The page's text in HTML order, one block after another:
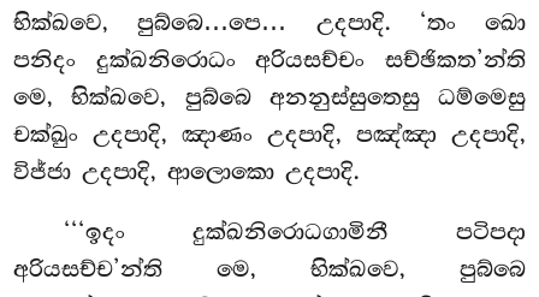
භික්ඛවෙ, පුබ්බෙ…පෙ… උදපාදි. ‘තං ඛො
පනිදං දුක්ඛනිරොධං අරියසච්චං සච්ඡිකත’න්ති
මෙ, භික්ඛවෙ, පුබ්බෙ අනනුස්සුතෙසු ධම්මෙසු
චක්ඛුං උදපාදි, ඤාණං උදපාදි, පඤ්ඤා උදපාදි,
විජ්ජා උදපාදි, ආලොකො උදපාදි.
‘‘‘ඉදං දුක්ඛනිරොධගාමිනී පටිපදා
අරියසච්ච’න්ති මෙ, භික්ඛවෙ, පුබ්බෙ